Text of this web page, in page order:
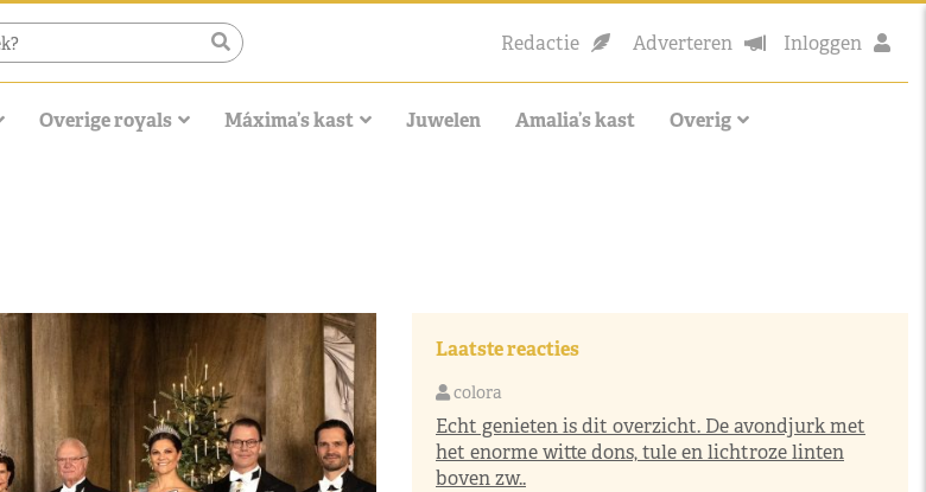
Redactie Adverteren Inloggen
Overige royals Máxima’s kast Juwelen Amalia’s kast Overig
Laatste reacties
colora
Echt genieten is dit overzicht. De avondjurk met
het enorme witte dons, tule en lichtroze linten
boven zw..